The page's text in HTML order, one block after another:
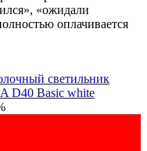
«ожидали
оплачивается
светильник
D40 Basic white